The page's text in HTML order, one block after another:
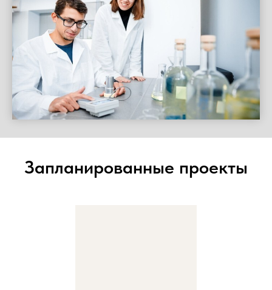
Запланированные проекты